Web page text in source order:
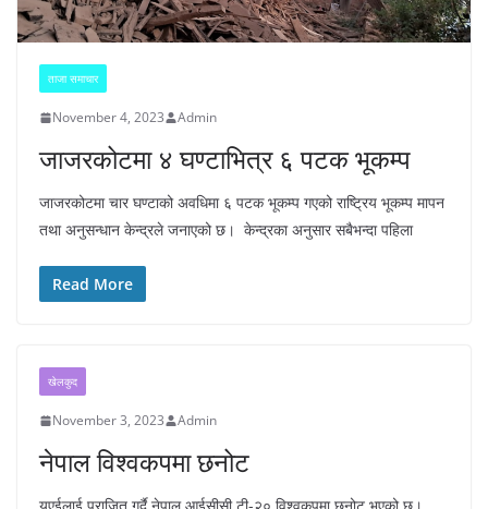
ताजा समाचार
November 4, 2023 Admin
जाजरकोटमा ४ घण्टाभित्र ६ पटक भूकम्प
जाजरकोटमा चार घण्टाको अवधिमा ६ पटक भूकम्प गएको राष्ट्रिय भूकम्प मापन
तथा अनुसन्धान केन्द्रले जनाएको छ। केन्द्रका अनुसार सबैभन्दा पहिला
Read More
खेलकुद
November 3, 2023 Admin
नेपाल विश्वकपमा छनोट